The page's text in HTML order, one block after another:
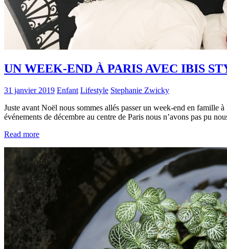
UN WEEK-END À PARIS AVEC IBIS
31 janvier 2019 Enfant Lifestyle Stephanie Zwicky
Juste avant Noël nous sommes allés passer un week-end en famille
événements de décembre au centre de Paris nous n’avons pas pu
Read more